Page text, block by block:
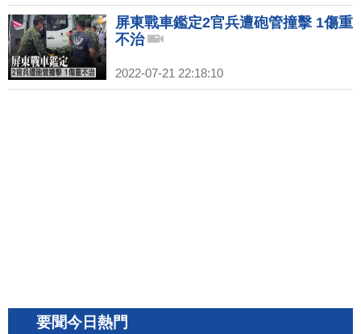
屏東戰車鑑定2官兵遭砲管撞擊 1傷重
不治
2022-07-21 22:18:10
要聞今日熱門